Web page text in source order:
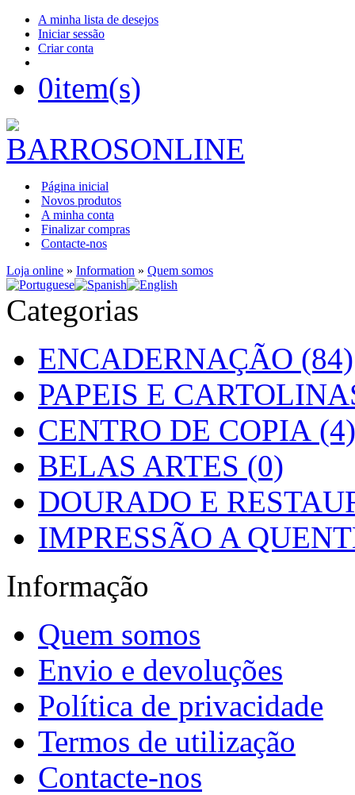
A minha lista de desejos
Iniciar sessão
Criar conta
0item(s)
Página inicial
Novos produtos
A minha conta
Finalizar compras
Contacte-nos
Loja online » Information » Quem somos
Categorias
ENCADERNAÇÃO (84)
PAPEIS E
CENTRO DE COPIA (4)
BELAS ARTES (0)
DOURADO E
IMPRESSÃO A
Informação
Quem somos
Envio e devoluções
Política de privacidade
Termos de utilização
Contacte-nos